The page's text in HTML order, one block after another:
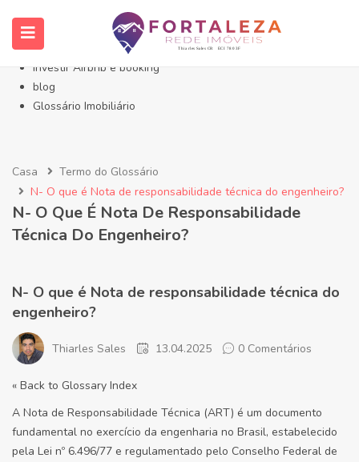
Início- Imóveis Fortaleza Eusébio
Imóveis em Fortaleza
Imóveis no Eusébio
Investir Airbnb e booking
blog
Glossário Imobiliário
Casa
Termo do Glossário
N- O que é Nota de responsabilidade técnica do engenheiro?
N- O Que É Nota De Responsabilidade
Técnica Do Engenheiro?
N- O que é Nota de responsabilidade técnica do
engenheiro?
Thiarles Sales 13.04.2025 0 Comentários
« Back to Glossary Index
A Nota de Responsabilidade Técnica (ART) é um documento
fundamental no exercício da engenharia no Brasil, estabelecido
pela Lei nº 6.496/77 e regulamentado pelo Conselho Federal de